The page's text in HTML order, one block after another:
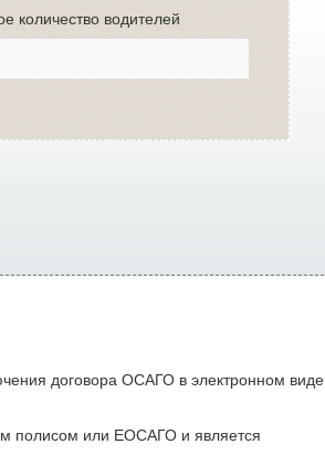
количество водителей
договора ОСАГО в электронном виде
полисом или ЕОСАГО и является